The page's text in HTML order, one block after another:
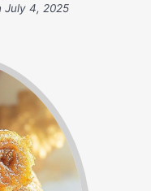
July 4, 2025